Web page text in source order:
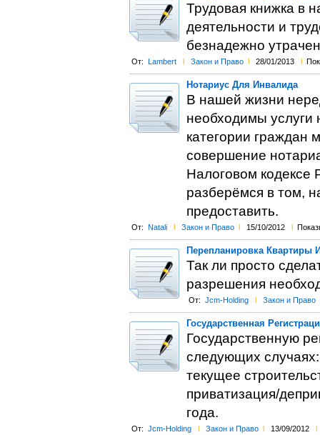
Трудовая книжка в
деятельности и
безнадежно
От: Lambert l Закон и Право l 28/01/2013 l
Нотариус Для Инвалида
В нашей жизни
необходимы услуги
категории граждан
совершение
Налоговом кодексе
разберёмся в том,
предоставить.
От: Natali l Закон и Право l 15/10/2012 l
Перепланировка Квартиры
Так ли просто
разрешения
От: Jcm-Holding l Закон и Право
Государственная
Государственную
следующих
текущее
приватизация/
года.
От: Jcm-Holding l Закон и Право l 13/09/2012 l